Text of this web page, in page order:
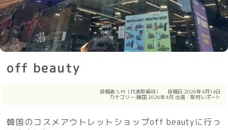
off beauty
投稿者:S.M（代表取締役） 投稿日:2026年4月14日
カテゴリー:韓国 2026年4月 出張・取材レポート
韓国のコスメアウトレットショップoff beautyに行っ